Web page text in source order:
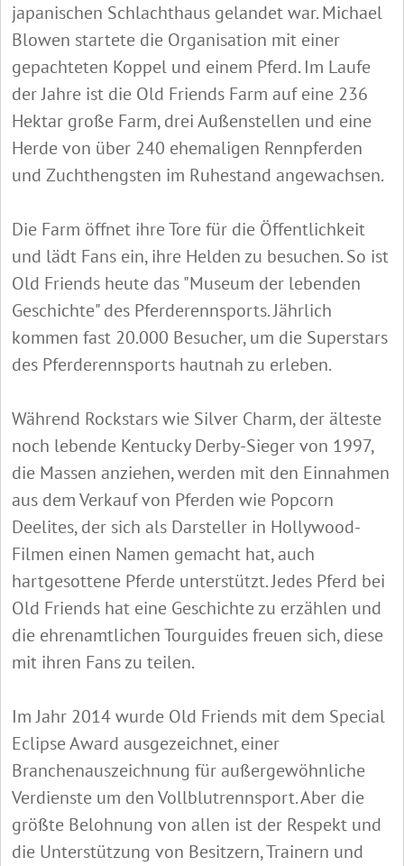
japanischen Schlachthaus gelandet war. Michael
Blowen startete die Organisation mit einer
gepachteten Koppel und einem Pferd. Im Laufe
der Jahre ist die Old Friends Farm auf eine 236
Hektar große Farm, drei Außenstellen und eine
Herde von über 240 ehemaligen Rennpferden
und Zuchthengsten im Ruhestand angewachsen.
Die Farm öffnet ihre Tore für die Öffentlichkeit
und lädt Fans ein, ihre Helden zu besuchen. So ist
Old Friends heute das "Museum der lebenden
Geschichte" des Pferderennsports. Jährlich
kommen fast 20.000 Besucher, um die Superstars
des Pferderennsports hautnah zu erleben.
Während Rockstars wie Silver Charm, der älteste
noch lebende Kentucky Derby-Sieger von 1997,
die Massen anziehen, werden mit den Einnahmen
aus dem Verkauf von Pferden wie Popcorn
Deelites, der sich als Darsteller in Hollywood-
Filmen einen Namen gemacht hat, auch
hartgesottene Pferde unterstützt. Jedes Pferd bei
Old Friends hat eine Geschichte zu erzählen und
die ehrenamtlichen Tourguides freuen sich, diese
mit ihren Fans zu teilen.
Im Jahr 2014 wurde Old Friends mit dem Special
Eclipse Award ausgezeichnet, einer
Branchenauszeichnung für außergewöhnliche
Verdienste um den Vollblutrennsport. Aber die
größte Belohnung von allen ist der Respekt und
die Unterstützung von Besitzern, Trainern und